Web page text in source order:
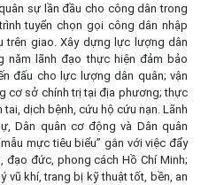
sự lần đầu cho công dân trong
tuyển chọn gọi công dân nhập
trên giao. Xây dựng lực lượng dân
năm lãnh đạo thực hiện đảm bảo
đấu cho lực lượng dân quân; vận
cơ sở chính trị tại địa phương; thực
dịch bệnh, cứu hộ cứu nạn. Lãnh
Dân quân cơ động và Dân quân
mực tiêu biểu” gắn với việc đẩy
đức, phong cách Hồ Chí Minh;
vũ khí, trang bị kỹ thuật tốt, bền, an